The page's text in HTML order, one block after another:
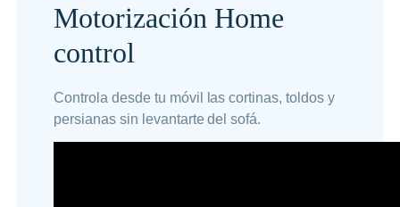
Motorización Home
control
Controla desde tu móvil las cortinas, toldos y
persianas sin levantarte del sofá.